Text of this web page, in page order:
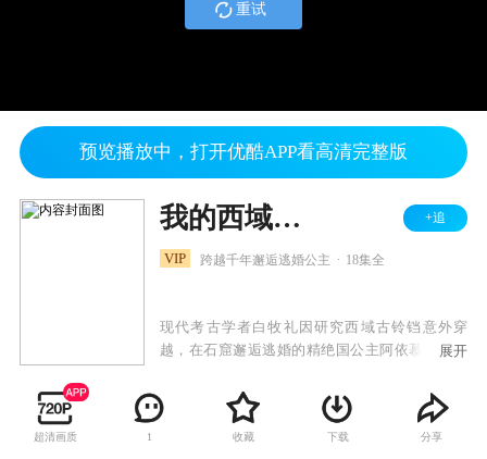
重试
预览播放中，打开优酷APP看高清完整版
我的西域公主 +追
VIP 跨越千年邂逅逃婚公主 18集全
现代考古学者白牧礼因研究西域古铃铛意外穿
越，在石窟邂逅逃婚的精绝国公主阿依慕，在白
象莎车国王子沙耶斗智斗勇，经历种种磨难后阿
依慕公主和白牧礼携手共赴精绝国破除了莎车国
阴谋，化解了精绝国的危机。当两人约定携手游
展开
超清画质 1 收藏 下载 分享